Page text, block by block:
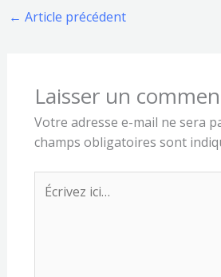
← Article précédent
Laisser un
Votre adresse e-mail ne sera
champs obligatoires sont
Écrivez
ici…